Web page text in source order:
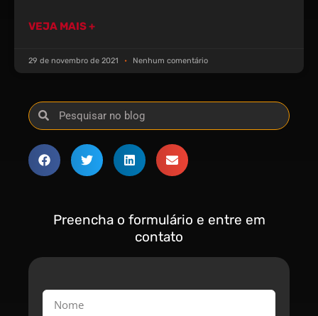
VEJA MAIS +
29 de novembro de 2021 Nenhum comentário
Preencha o formulário e entre em
contato